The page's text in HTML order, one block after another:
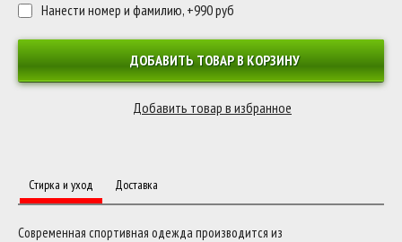
Нанести номер и фамилию, +990 руб
ДОБАВИТЬ ТОВАР В КОРЗИНУ
Стирка и уход Доставка
Современная спортивная одежда производится из